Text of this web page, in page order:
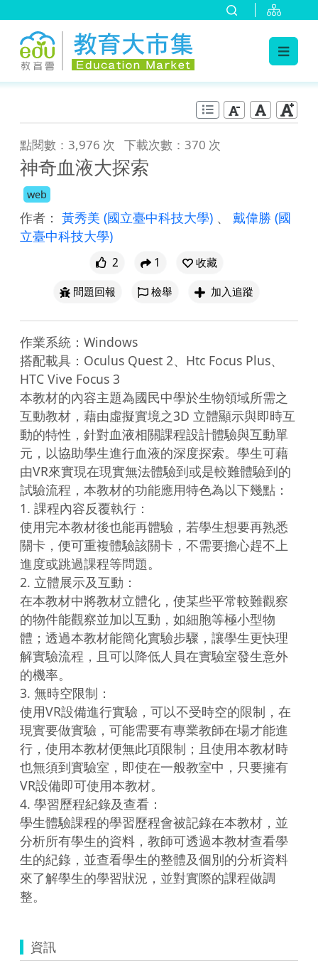
點閱數：3,976 次 下載次數：370 次
神奇血液大探索
web
作者： 黃秀美 (國立臺中科技大學) 、 戴偉勝 (國
立臺中科技大學)
2 1
收藏
問題回報
檢舉 加入追蹤
作業系統：Windows
搭配載具：Oculus Quest 2、Htc Focus Plus、
HTC Vive Focus 3
本教材的內容主題為國民中學於生物領域所需之
互動教材，藉由虛擬實境之3D 立體顯示與即時互
動的特性，針對血液相關課程設計體驗與互動單
元，以協助學生進行血液的深度探索。學生可藉
由VR來實現在現實無法體驗到或是較難體驗到的
試驗流程，本教材的功能應用特色為以下幾點：
1. 課程內容反覆執行：
使用完本教材後也能再體驗，若學生想要再熟悉
關卡，便可重複體驗該關卡，不需要擔心趕不上
進度或跳過課程等問題。
2. 立體展示及互動：
在本教材中將教材立體化，使某些平常較難觀察
的物件能觀察並加以互動，如細胞等極小型物
體；透過本教材能簡化實驗步驟，讓學生更快理
解實驗流程，且可以降低人員在實驗室發生意外
的機率。
3. 無時空限制：
使用VR設備進行實驗，可以不受時空的限制，在
現實要做實驗，可能需要有專業教師在場才能進
行，使用本教材便無此項限制；且使用本教材時
也無須到實驗室，即使在一般教室中，只要擁有
VR設備即可使用本教材。
4. 學習歷程紀錄及查看：
學生體驗課程的學習歷程會被記錄在本教材，並
分析所有學生的資料，教師可透過本教材查看學
生的紀錄，並查看學生的整體及個別的分析資料
來了解學生的學習狀況，並對實際的課程做調
整。
資訊